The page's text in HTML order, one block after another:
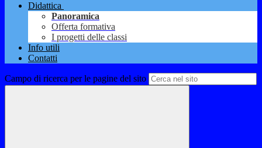
Didattica
Panoramica
Offerta formativa
I progetti delle classi
Info utili
Contatti
Campo di ricerca per le pagine del sito